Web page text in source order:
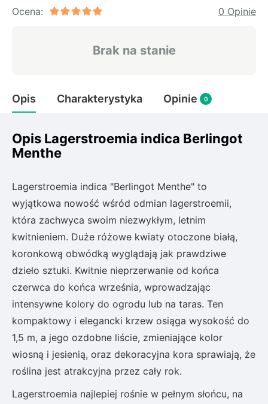
Rudbeckia
Hakonechoa (trawa bambusowa)
Pnącza
Glicynia (wisteria)
Bluszcz
Ewodia (tetradium daniellii)
Ocena:
0 Opinie
Brak na stanie
Opis Charakterystyka Opinie 0
Opis Lagerstroemia indica Berlingot
Menthe
Lagerstroemia indica "Berlingot Menthe" to
wyjątkowa nowość wśród odmian lagerstroemii,
która zachwyca swoim niezwykłym, letnim
kwitnieniem. Duże różowe kwiaty otoczone białą,
koronkową obwódką wyglądają jak prawdziwe
dzieło sztuki. Kwitnie nieprzerwanie od końca
czerwca do końca września, wprowadzając
intensywne kolory do ogrodu lub na taras. Ten
kompaktowy i elegancki krzew osiąga wysokość do
1,5 m, a jego ozdobne liście, zmieniające kolor
wiosną i jesienią, oraz dekoracyjna kora sprawiają, że
roślina jest atrakcyjna przez cały rok.
Lagerstroemia najlepiej rośnie w pełnym słońcu, na